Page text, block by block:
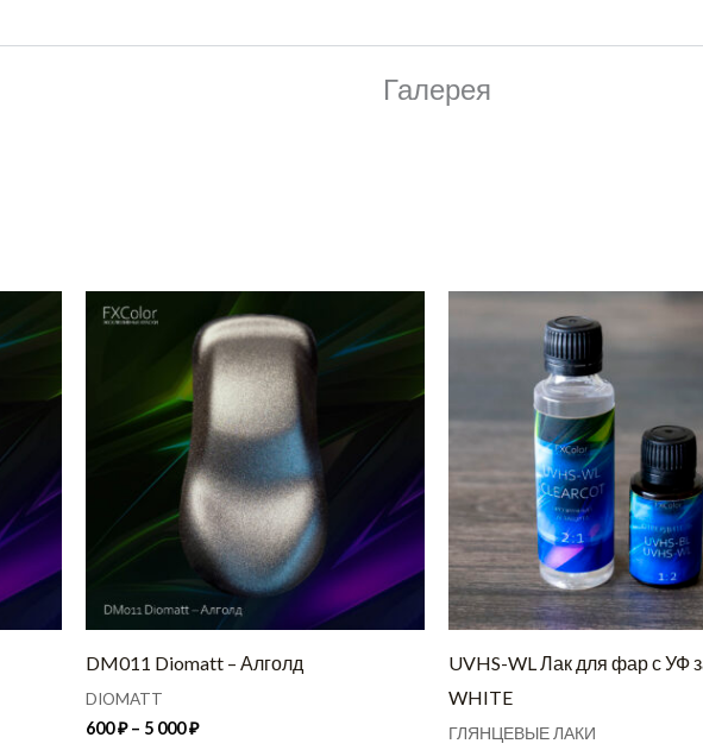
Галерея
товар
Опции
можно
выбрать
на
странице
товара.DM011 Diomatt – Алголд
DIOMATT
600₽ – 5 000₽
Диапазон
цен:
600 ₽
–
товар
Опции
можно
выбрать
на
странице
товара.UVHS-WL Лак для фар с УФ
WHITE
ГЛЯНЦЕВЫЕ ЛАКИ